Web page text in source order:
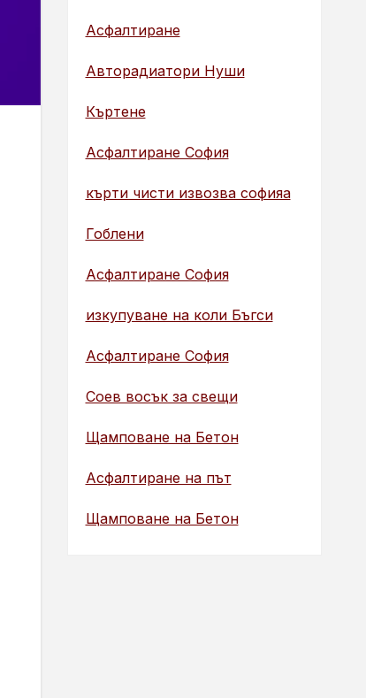
Асфалтиране
Авторадиатори Нуши
Къртене
Асфалтиране София
кърти чисти извозва софияа
Гоблени
Асфалтиране София
изкупуване на коли Бъгси
Асфалтиране София
Соев восък за свещи
Щамповане на Бетон
Асфалтиране на път
Щамповане на Бетон